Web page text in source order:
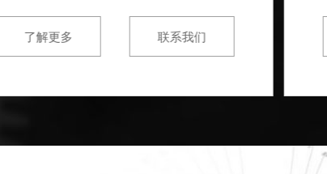
了解更多 联系我们